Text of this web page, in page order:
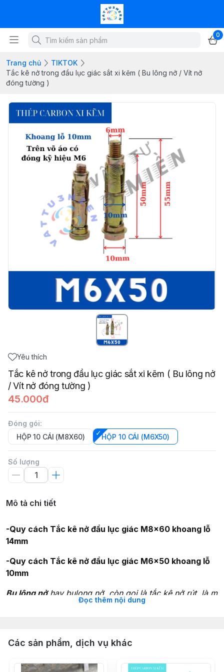
0
Trang chủ
TIKTOK
Tắc kê nở trong đầu lục giác sắt xi kẽm ( Bu lông nở / Vít nở
đóng tường )
Yêu thích
Tắc kê nở trong đầu lục giác sắt xi kẽm ( Bu lông nở
/ Vít nở đóng tường )
45.000đ
Đóng gói:
HỘP 10 CÁI (M8X60)
HỘP 10 CÁI (M6X50)
Số lượng
Mô tả chi tiết
-Quy cách Tắc kê nở đầu lục giác M8x60 khoang lỗ
14mm
-Quy cách Tắc kê nở đầu lục giác M6x50 khoang lỗ
10mm
Bu lông nởhay bulong nở, còn gọi là tắc kê nở rút, là
Đọc thêm nội dung
Các sản phẩm, dịch vụ khác